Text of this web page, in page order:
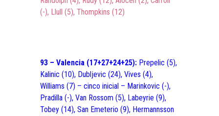
(-), Llull (5), Thompkins (12)
93 – Valencia (17+27+24+25): Prepelic (5),
Kalinic (10), Dubljevic (24), Vives (4),
Williams (7) – cinco inicial – Marinkovic (-),
Pradilla (-), Van Rossom (5), Labeyrie (9),
Tobey (14), San Emeterio (9), Hermannsson